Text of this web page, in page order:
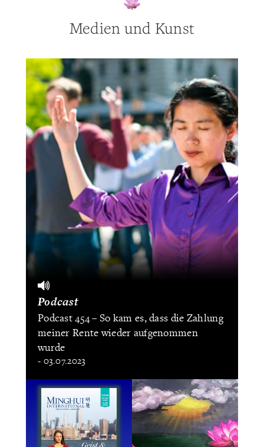
Medien und Kunst
Podcast
Podcast 454 – So kam es, dass die Zahlung
meiner Rente wieder aufgenommen
wurde
- 03.07.2023